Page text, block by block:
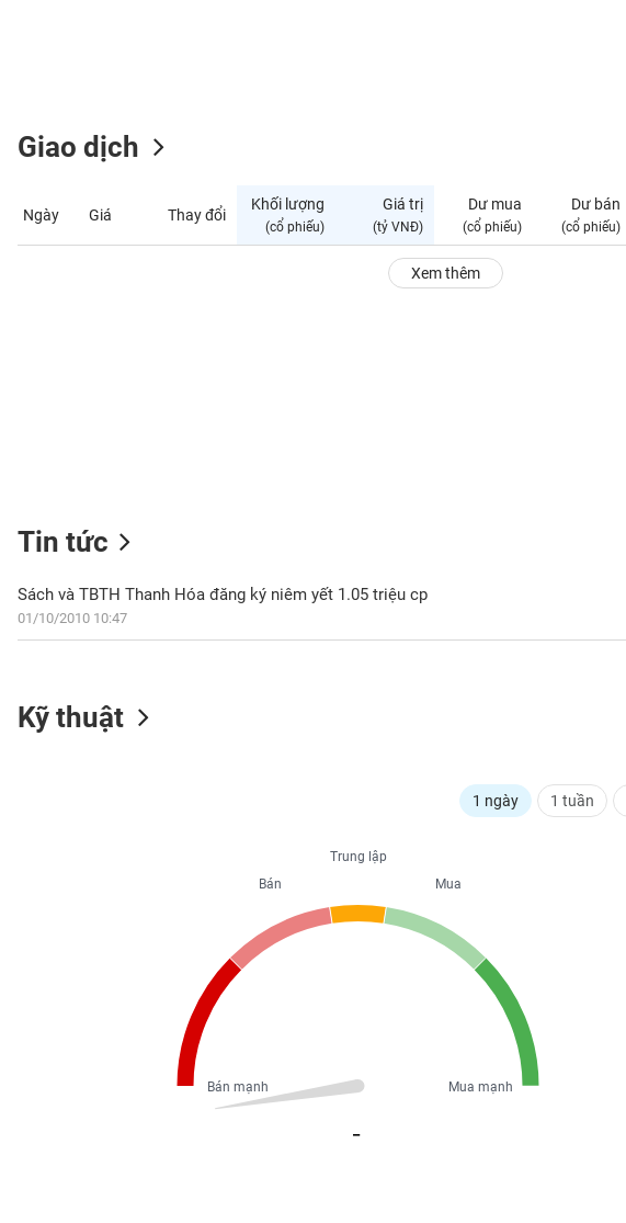
Giao dịch
Ngày Giá Thay đổi
Khối lượng
(cổ phiếu)
Giá trị
(tỷ VNĐ)
Dư mua
(cổ phiếu)
Dư bán
(cổ phiếu)
Xem thêm
Tin tức
Sách và TBTH Thanh Hóa đăng ký niêm yết 1.05 triệu cp
01/10/2010 10:47
Kỹ thuật
1 ngày 1 tuần
Trung lập
Mua
Mua mạnh
Bán
Bán mạnh
CÁ
NHÂN